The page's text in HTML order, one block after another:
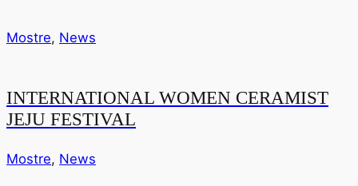
Mostre, News
INTERNATIONAL WOMEN CERAMIST
JEJU FESTIVAL
Mostre, News